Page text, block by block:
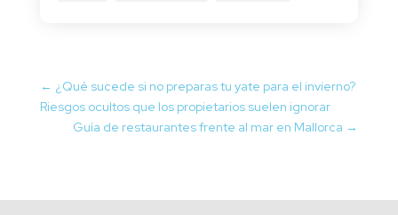
← ¿Qué sucede si no preparas tu yate para el invierno?
Riesgos ocultos que los propietarios suelen ignorar
Guía de restaurantes frente al mar en Mallorca →